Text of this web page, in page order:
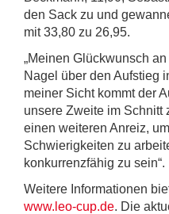
den Sack zu und
mit 33,80 zu 26,95.
„Meinen Glückwunsch
Nagel über den Aufstieg
meiner Sicht kommt der
unsere Zweite im Schnitt
einen weiteren Anreiz,
Schwierigkeiten zu
konkurrenzfähig zu sein“.
Weitere Informationen
www.leo-cup.de. Die